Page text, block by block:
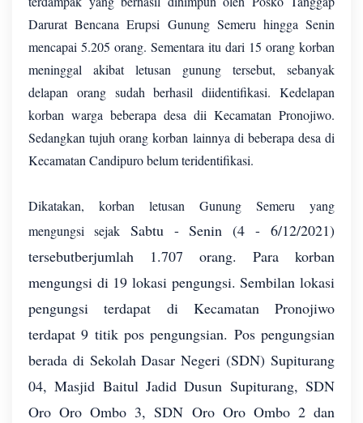
Darurat Bencana Erupsi Gunung Semeru hingga Senin
mencapai 5.205 orang. Sementara itu dari 15 orang korban
meninggal akibat letusan gunung tersebut, sebanyak
delapan orang sudah berhasil diidentifikasi. Kedelapan
korban warga beberapa desa dii Kecamatan Pronojiwo.
Sedangkan tujuh orang korban lainnya di beberapa desa di
Kecamatan Candipuro belum teridentifikasi.
Dikatakan, korban letusan Gunung Semeru yang
mengungsi sejak Sabtu - Senin (4 - 6/12/2021)
tersebutberjumlah 1.707 orang. Para korban
mengungsi di 19 lokasi pengungsi. Sembilan lokasi
pengungsi terdapat di Kecamatan Pronojiwo
terdapat 9 titik pos pengungsian. Pos pengungsian
berada di Sekolah Dasar Negeri (SDN) Supiturang
04, Masjid Baitul Jadid Dusun Supiturang, SDN
Oro Oro Ombo 3, SDN Oro Oro Ombo 2 dan